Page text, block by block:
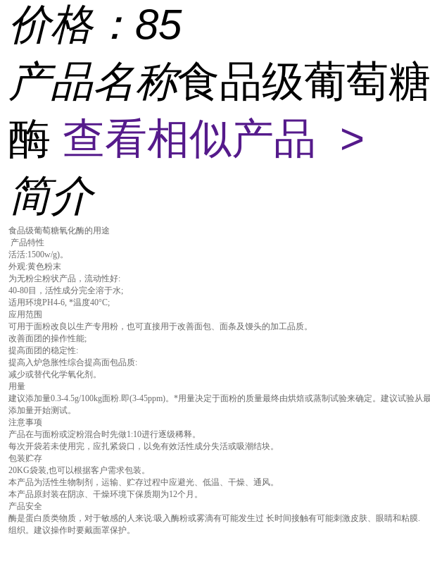
价格： 85
产品名称食品级葡萄
酶 查看相似产品 >
简介
食品级葡萄糖氧化酶的用途
产品特性
活活:1500w/g)。
外观:黄色粉末
为无粉尘粉状产品，流动性好:
40-80目，活性成分完全溶于水;
适用环境PH4-6, *温度40°C;
应用范围
可用于面粉改良以生产专用粉，也可直接用于改善面包、面条及馒头的加工品质。
改善面团的操作性能;
提高面团的稳定性:
提高入炉急胀性综合提高面包品质:
减少或替代化学氧化剂。
用量
建议添加量0.3-4.5g/100kg面粉.即(3-45ppm)。*用量决定于面粉的质量最终由烘焙或蒸制试验来确定。建议试验从
添加量开始测试。
注意事项
产品在与面粉或淀粉混合时先做1:10进行逐级稀释。
每次开袋若未使用完，应扎紧袋口，以免有效活性成分失活或吸潮结块。
包装贮存
20KG袋装,也可以根据客户需求包装。
本产品为活性生物制剂，运输、贮存过程中应避光、低温、干燥、通风。
本产品原封装在阴凉、干燥环境下保质期为12个月。
产品安全
酶是蛋白质类物质，对于敏感的人来说:吸入酶粉或雾滴有可能发生过 长时间接触有可能刺激皮肤、眼睛和粘膜.
组织。建议操作时要戴面罩保护。